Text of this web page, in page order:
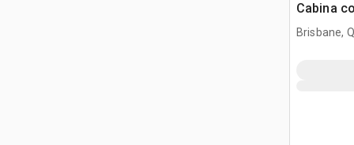
Cabina
trattore
Brisbane,